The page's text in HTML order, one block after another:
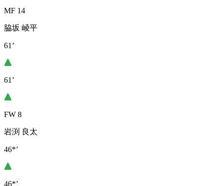
MF 14
脇坂 崚平
61’
61’
FW 8
岩渕 良太
46*’
46*’